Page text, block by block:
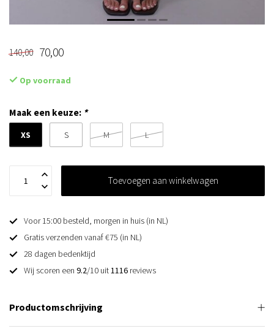
140,00 70,00
Op voorraad
Maak een keuze: *
XS S M L
Toevoegen aan winkelwagen
Voor 15:00 besteld, morgen in huis (in NL)
Gratis verzenden vanaf €75 (in NL)
28 dagen bedenktijd
Wij scoren een 9.2/10 uit1116 reviews
Productomschrijving